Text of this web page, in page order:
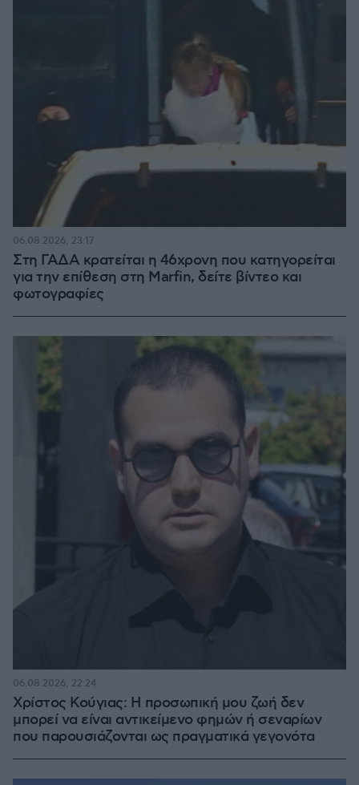
Στη ΓΑΔΑ κρατείται η 46χρονη που κατηγορείται
για την επίθεση στη Marfin, δείτε βίντεο και
φωτογραφίες
06.08.2026, 23:17
Χρίστος Κούγιας: Η προσωπική μου ζωή δεν
μπορεί να είναι αντικείμενο φημών ή σεναρίων
που παρουσιάζονται ως πραγματικά γεγονότα
06.08.2026, 22:24